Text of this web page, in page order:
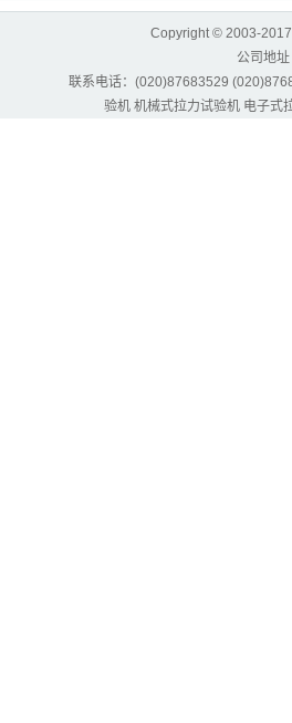
Copyright © 2003-2017
公司地
联系电话：(020)87683529
验机 机械式拉力试验机 电子式